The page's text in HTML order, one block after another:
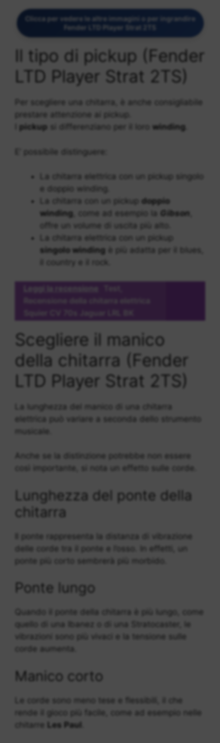
Clicca per vedere le altre immagini o per ingrandire
Fender LTD Player Strat 2TS
Il tipo di pickup (Fender
LTD Player Strat 2TS)
Per scegliere una chitarra, è anche consigliabile
prestare attenzione ai pickup.
pickup si differenziano per il loro winding
E’ possibile distinguere:
La chitarra elettrica con un pickup singolo
e doppio winding.
La chitarra con un pickup doppio
winding , come ad esempio la Gibson
offre un volume di uscita più alto.
La chitarra elettrica con un pickup
singolo winding è più adatta per il blues,
il country e il rock.
Leggi la recensione
Squier CV 70s Jaguar LRL BK
Scegliere il manico
della chitarra (Fender
LTD Player Strat 2TS)
La lunghezza del manico di una chitarra
elettrica può variare a seconda dello strumento
musicale.
Anche se la distinzione potrebbe non essere
così importante, si nota un effetto sulle corde.
Lunghezza del ponte della
chitarra
Il ponte rappresenta la distanza di vibrazione
delle corde tra il ponte e l’osso. In effetti, un
ponte più corto sembrerà più morbido.
Ponte lungo
Quando il ponte della chitarra è più lungo, come
quello di una Ibanez o di una Stratocaster, le
vibrazioni sono più vivaci e la tensione sulle
corde aumenta.
Manico corto
Le corde sono meno tese e flessibili, il che
rende il gioco più facile, come ad esempio nelle
chitarre Les Paul